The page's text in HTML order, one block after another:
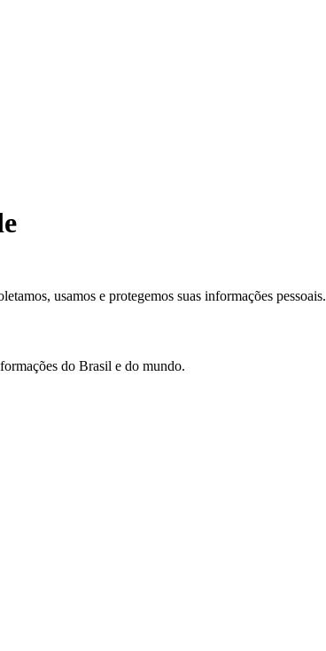
usamos e protegemos suas informações pessoais.
do Brasil e do mundo.